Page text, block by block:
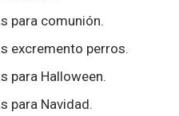
para comunión.
excremento perros.
para Halloween.
para Navidad.